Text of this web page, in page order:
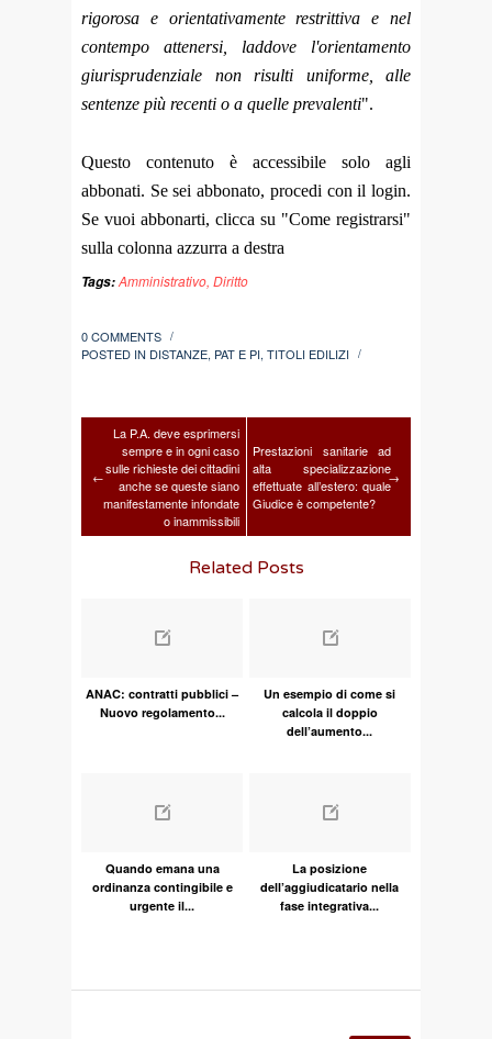
rigorosa e orientativamente restrittiva e nel
contempo attenersi, laddove l'orientamento
giurisprudenziale non risulti uniforme, alle
sentenze più recenti o a quelle prevalenti".
Questo contenuto è accessibile solo agli
abbonati. Se sei abbonato, procedi con il login.
Se vuoi abbonarti, clicca su "Come registrarsi"
sulla colonna azzurra a destra
Tags:Amministrativo, Diritto
0 COMMENTS /
POSTED IN DISTANZE, PAT E PI, TITOLI EDILIZI /
←
La P.A. deve esprimersi
sempre e in ogni caso
sulle richieste dei cittadini
anche se queste siano
manifestamente infondate
o inammissibili
Prestazioni sanitarie ad
alta specializzazione
effettuate all’estero: quale
Giudice è competente?
→
Related Posts
ANAC: contratti pubblici –
Nuovo regolamento...
Un esempio di come si
calcola il doppio
dell’aumento...
Quando emana una
ordinanza contingibile e
urgente il...
La posizione
dell’aggiudicatario nella
fase integrativa...